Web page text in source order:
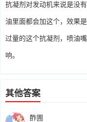
抗凝剂对发动机来说是没
油里面都会加这个，效果
过量的这个抗凝剂，喷油
响。
其他答案
酢圊